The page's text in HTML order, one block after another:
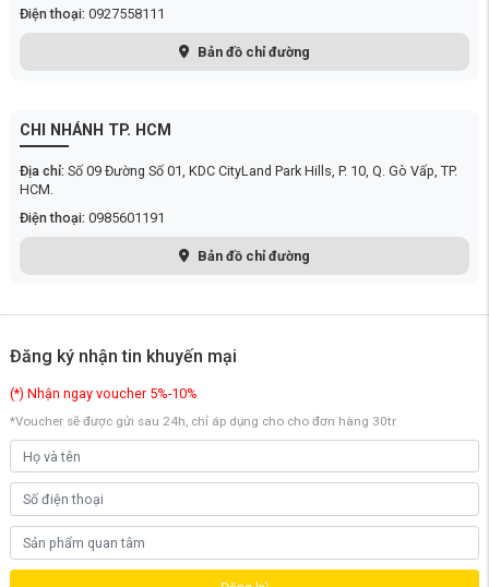
Chất tạo cặn cation:
mềm nước, loại bỏ các ion kim loại nặng như canxi và magie,
Màng RO:
thấu ngược để loại bỏ hầu hết các tạp chất siêu nhỏ, vi khuẩn,
virus, hóa chất độc hại và các chất rắn hòa tan, tạo ra nước tinh
khiết. Giúp cải thiện hiệu quả các chỉ số như tăng tốc độ nước ra
113%, tăng tuổi thọ động cơ 150%, tăng tỷ lệ nước tinh khiết và
nước thải lên 150%.
Điện thoại: 0927558111
Bản đồ chỉ đường
CHI NHÁNH TP. HCM
Địa chỉ: Số 09 Đường Số 01, KDC CityLand Park Hills, P. 10, Q. Gò Vấp, TP.
HCM.
Điện thoại: 0985601191
Bản đồ chỉ đường
Đăng ký nhận tin khuyến mại
(*) Nhận ngay voucher 5%-10%
*Voucher sẽ được gửi sau 24h, chỉ áp dụng cho cho đơn hàng 30tr